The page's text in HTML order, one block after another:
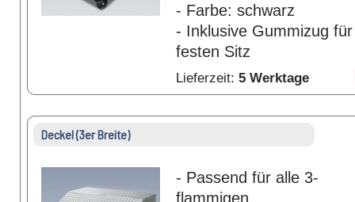
- Farbe: schwarz
- Inklusive Gummizug für
festen Sitz
Lieferzeit: 5 Werktage
Deckel (3er Breite)
- Passend für alle 3-
flammigen